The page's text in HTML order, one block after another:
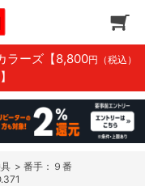
ラーズ 【8,800円（税込）
> 番手：９番